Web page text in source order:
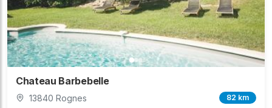
Chateau Barbebelle
13840 Rognes 82 km